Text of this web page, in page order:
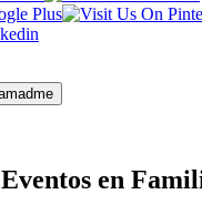
Eventos en